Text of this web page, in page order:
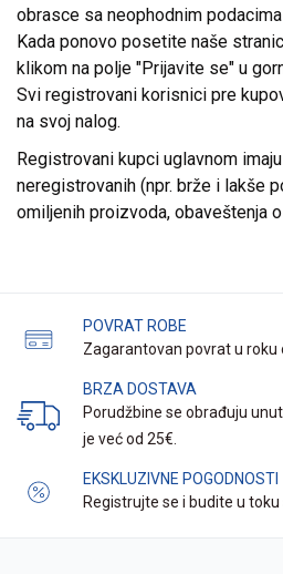
obrasce sa neophodnim
Kada ponovo posetite naše
klikom na polje "Prijavite se" u
Svi registrovani korisnici pre
na svoj nalog.
Registrovani kupci uglavnom
neregistrovanih (npr. brže i lakše
omiljenih proizvoda, obaveštenja
POVRAT ROBE
Zagarantovan povrat u roku
BRZA DOSTAVA
Porudžbine se obrađuju
je već od 25€.
EKSKLUZIVNE POGODNOSTI
Registrujte se i budite u